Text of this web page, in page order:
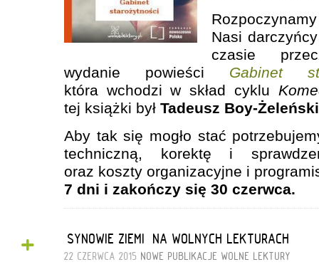
Nasi
czasie
wydanie powieści Gabinet
która wchodzi w skład cyklu
tej książki był Tadeusz Boy-Żeleński
Aby tak się mogło stać
techniczną, korektę i
oraz koszty organizacyjne i
7 dni i zakończy się 30 czerwca.
+ „SYNOWIE ZIEMI” NA WOLNYCH LEKTURACH
22 CZERWCA 2015 NOWE PUBLIKACJE WOLNE LEKTURY